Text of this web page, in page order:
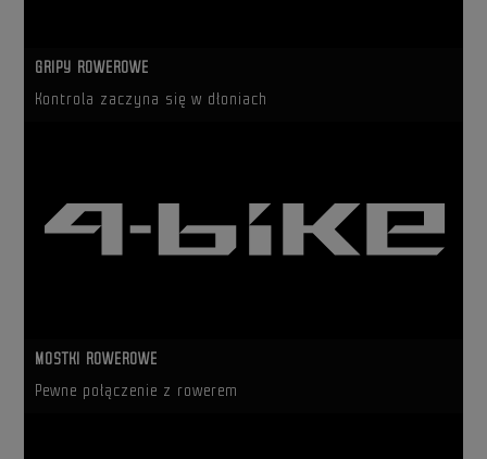
GRIPY ROWEROWE
Kontrola zaczyna się w dłoniach
MOSTKI ROWEROWE
Pewne połączenie z rowerem